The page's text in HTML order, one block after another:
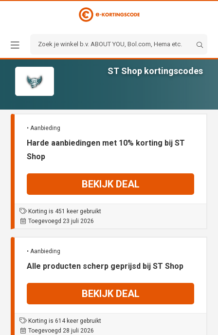
ST Shop kortingscodes
• Aanbieding
Harde aanbiedingen met 10% korting bij ST
Shop
BEKIJK DEAL
Korting is 451 keer gebruikt
Toegevoegd 23 juli 2026
• Aanbieding
Alle producten scherp geprijsd bij ST Shop
BEKIJK DEAL
Korting is 614 keer gebruikt
Toegevoegd 28 juli 2026